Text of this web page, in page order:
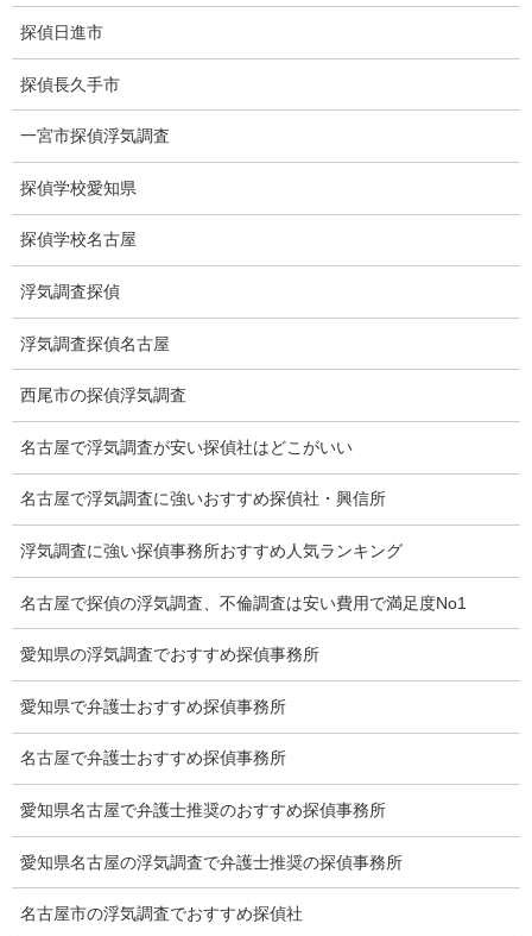
痴漢防止対策調査
所在調査
身元調査
人探し
失踪・家出調査
所在確認調査
調査料金
浮気調査特別プラン
浮気調査教室
報告書サンプル
調査事例
お礼の言葉
Q&A
浮気証拠は何回必要か？
探偵日進市
探偵長久手市
一宮市探偵浮気調査
探偵学校愛知県
探偵学校名古屋
浮気調査探偵
浮気調査探偵名古屋
西尾市の探偵浮気調査
名古屋で浮気調査が安い探偵社はどこがいい
名古屋で浮気調査に強いおすすめ探偵社・興信所
浮気調査に強い探偵事務所おすすめ人気ランキング
名古屋で探偵の浮気調査、不倫調査は安い費用で満足度No1
愛知県の浮気調査でおすすめ探偵事務所
愛知県で弁護士おすすめ探偵事務所
名古屋で弁護士おすすめ探偵事務所
愛知県名古屋で弁護士推奨のおすすめ探偵事務所
愛知県名古屋の浮気調査で弁護士推奨の探偵事務所
名古屋市の浮気調査でおすすめ探偵社